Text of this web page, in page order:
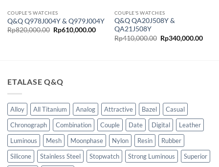
COUPLE'S WATCHES
Q&Q Q978J004Y & Q979J004Y
Rp820,000.00 Harga
aslinya
Rp610,000.00Harga
COUPLE'S WATCHES
Q&Q QA20J508Y &
QA21J508Y
Rp410,000.00 Harga
aslinya
Rp340,000.00
ETALASE Q&Q
Alloy All Titanium Analog Attractive Bazel
Casual
Chronograph
Combination Couple Date Digital
Leather
Luminous
Mesh Moonphase Nylon Resin
Rubber
Silicone
Stainless Steel Stopwatch Strong Luminous
Superior